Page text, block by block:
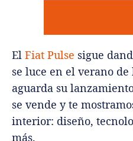
El Fiat Pulse sigue
se luce en el verano
aguarda su
se vende y te
interior: diseño,
más.